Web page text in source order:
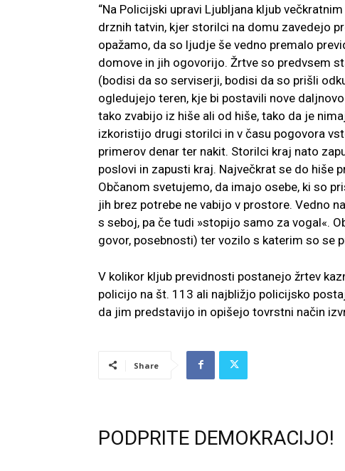
“Na Policijski upravi Ljubljana kljub
drznih tatvin, kjer storilci na domu zavedejo
opažamo, da so ljudje še vedno premalo
domove in jih ogovorijo. Žrtve so predvsem
(bodisi da so serviserji, bodisi da so prišli
ogledujejo teren, kje bi postavili nove
tako zvabijo iz hiše ali od hiše, tako da je
izkoristijo drugi storilci in v času pogovora
primerov denar ter nakit. Storilci kraj nato
poslovi in zapusti kraj. Največkrat se do hiše
Občanom svetujemo, da imajo osebe, ki so
jih brez potrebe ne vabijo v prostore. Vedno
s seboj, pa če tudi »stopijo samo za vogal«.
govor, posebnosti) ter vozilo s katerim so se
V kolikor kljub previdnosti postanejo žrtev
policijo na št. 113 ali najbližjo policijsko
da jim predstavijo in opišejo tovrstni način
Share
PODPRITE DEMOKRACIJO!